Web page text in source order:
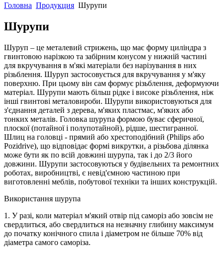
Головна Продукция Шурупи
Шурупи
Шуруп – це металевий стрижень, що має форму циліндра з
гвинтовою нарізкою та забірним конусом у нижній частині
для вкручування в м'які матеріали без нарізування в них
різьблення. Шуруп застосовується для вкручування у м'яку
поверхню. При цьому він сам формує різьблення, деформуючи
матеріал. Шурупи мають більш рідке і високе різьблення, ніж
інші гвинтові металовироби. Шурупи використовуються для
з'єднання деталей з дерева, м'яких пластмас, м'яких або
тонких металів. Головка шурупа формою буває сферичної,
плоскої (потайної і полупотайной), рідше, шестигранної.
Шлиц на головці - прямий або хрестоподібний (Philips або
Pozidrive), що відповідає формі викрутки, а різьбова ділянка
може бути як по всій довжині шурупа, так і до 2/3 його
довжини. Шурупи застосовуються у будівельних та ремонтних
роботах, виробництві, є невід'ємною частиною при
виготовленні меблів, побутової техніки та інших конструкцій.
Використання шурупа
1. У разі, коли матеріал м'який отвір під саморіз або зовсім не
свердлиться, або свердлиться на незначну глибину максимум
до початку конічного спила і діаметром не більше 70% від
діаметра самого саморіза.